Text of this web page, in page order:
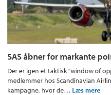
SAS åbner for markante
Der er igen et taktisk “window of
medlemmer hos Scandinavian
kampagne, hvor de… Læs mere